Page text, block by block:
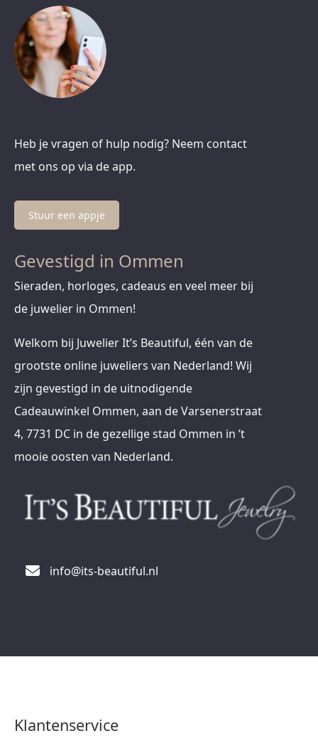
Heb je vragen of hulp nodig? Neem contact
met ons op via de app.
Stuur een appje
Gevestigd in Ommen
Sieraden, horloges, cadeaus en veel meer bij
de juwelier in Ommen!
Welkom bij Juwelier It’s Beautiful, één van de
grootste online juweliers van Nederland! Wij
zijn gevestigd in de uitnodigende
Cadeauwinkel Ommen, aan de Varsenerstraat
4, 7731 DC in de gezellige stad Ommen in ’t
mooie oosten van Nederland.
info@its-beautiful.nl
Klantenservice